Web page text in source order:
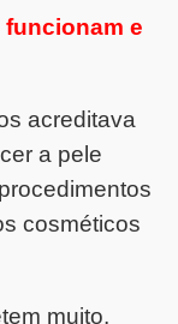
e
acreditava
a pele
cosméticos
muito,